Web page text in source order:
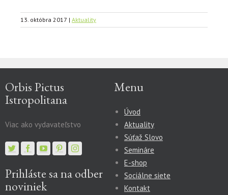
13. októbra 2017 | Aktuality
Orbis Pictus
Istropolitana
Viac ako vydavateľstvo
Prihláste sa na odber
noviniek
Menu
Úvod
Aktuality
Súťaž Slovo
Semináre
E-shop
Sociálne siete
Kontakt